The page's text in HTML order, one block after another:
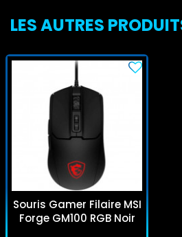
LES AUTRES
Souris Gamer Filaire MSI
Forge GM100 RGB Noir